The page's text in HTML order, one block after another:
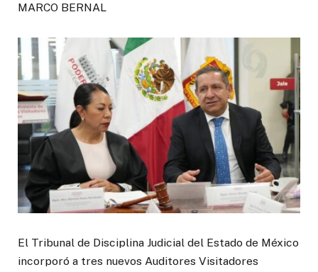
MARCO BERNAL
El Tribunal de Disciplina Judicial del Estado de México
incorporó a tres nuevos Auditores Visitadores